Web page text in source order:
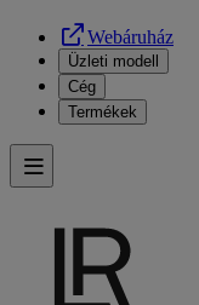
Webáruház
Üzleti modell
Cég
Termékek